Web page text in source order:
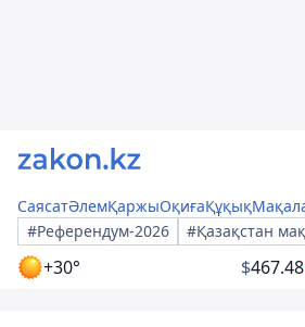
СаясатӘлемҚаржыОқиғаҚұқық
#Референдум-2026
#Қазақстан
+30° $467.48